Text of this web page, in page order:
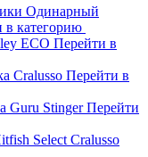
Одинарный
в категорию
ECO Перейти в
Cralusso Перейти в
Guru StingerПерейти
Select Cralusso